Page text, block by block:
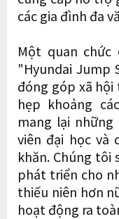
các gia đình đa
Một quan chức
"Hyundai Jump
đóng góp xã
hẹp khoảng
mang lại
viên đại học và
khăn. Chúng tôi
phát triển cho
thiếu niên hơn
hoạt động ra